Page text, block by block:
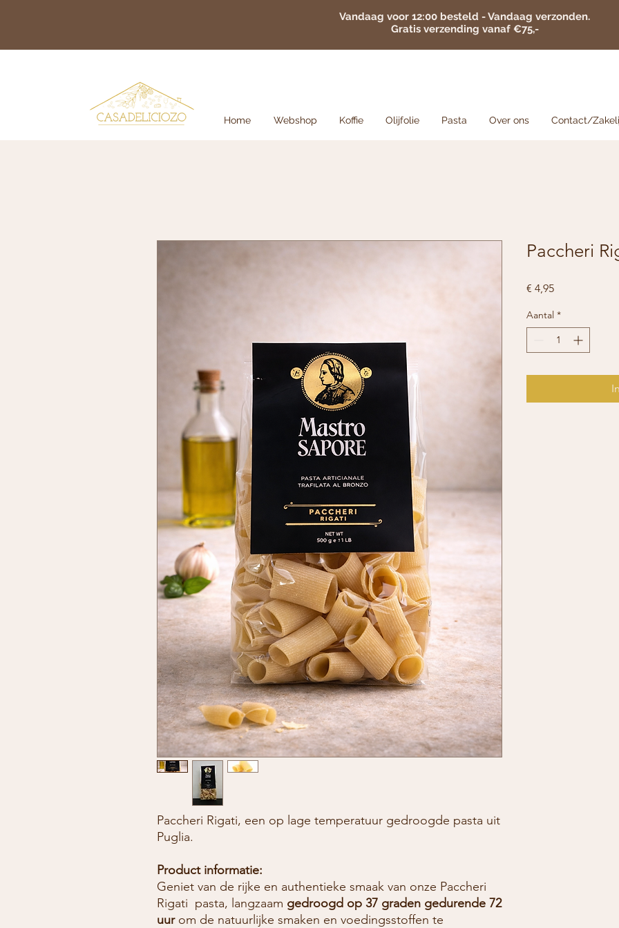
Vandaag voor 12:00 besteld - Vandaag verzonden.
Gratis verzending vanaf €75,-
Home Webshop Koffie Olijfolie Pasta Over ons Contact/
Paccheri Rigati, een op lage temperatuur gedroogde pasta uit
Puglia.
Product informatie:
Geniet van de rijke en authentieke smaak van onze Paccheri
Rigati pasta, langzaam gedroogd op 37 graden gedurende 72
uurom de natuurlijke smaken en voedingsstoffen te
Paccheri
€ 4,95Prijs
Aantal *